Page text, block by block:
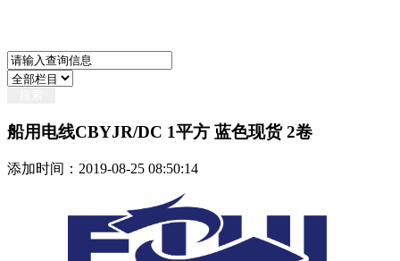
船用电线CBYJR/DC 1平方 蓝色现货 2卷
添加时间：2019-08-25 08:50:14